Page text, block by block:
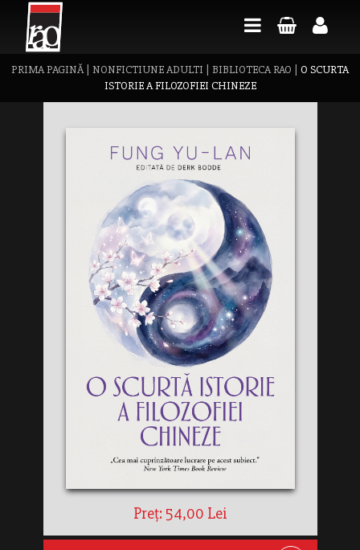
PRIMA PAGINĂ| NONFICTIUNE ADULTI BIBLIOTECA RAO
O SCURTA
ISTORIE A FILOZOFIEI CHINEZE
Preț: 54,00 Lei